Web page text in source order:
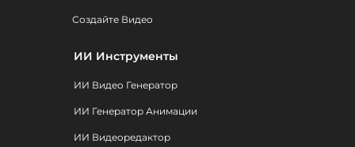
Создайте Видео
ИИ Инструменты
ИИ Видео Генератор
ИИ Генератор Анимации
ИИ Видеоредактор